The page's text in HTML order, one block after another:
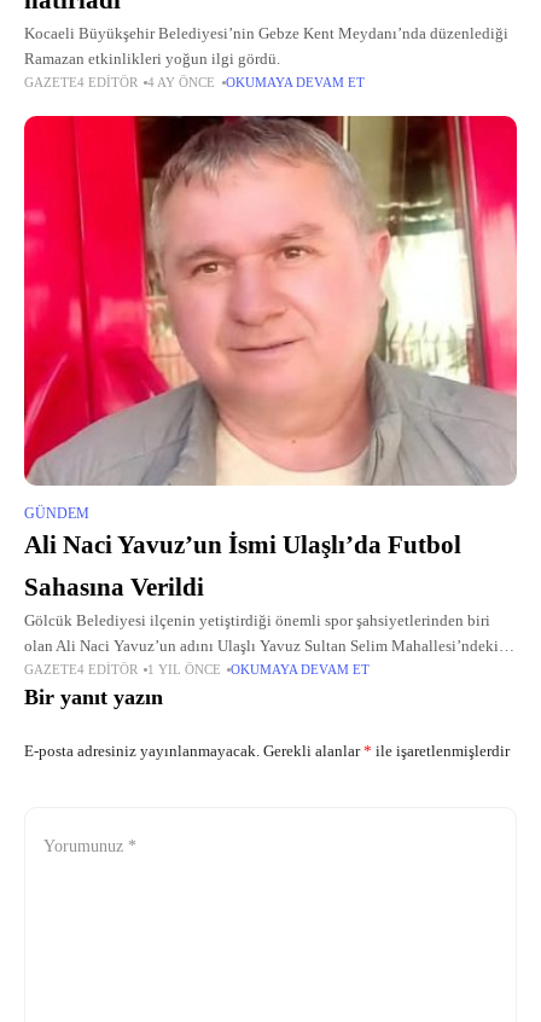
Kocaeli Büyükşehir Belediyesi’nin Gebze Kent Meydanı’nda düzenlediği
Ramazan etkinlikleri yoğun ilgi gördü.
GAZETE4 EDITÖR 4 AY ÖNCE OKUMAYA DEVAM ET
GÜNDEM
Ali Naci Yavuz’un İsmi Ulaşlı’da Futbol
Sahasına Verildi
Gölcük Belediyesi ilçenin yetiştirdiği önemli spor şahsiyetlerinden biri
olan Ali Naci Yavuz’un adını Ulaşlı Yavuz Sultan Selim Mahallesi’ndeki
futbol sahasına verdi.
GAZETE4 EDITÖR 1 YIL ÖNCE OKUMAYA DEVAM ET
Bir yanıt yazın
E-posta adresiniz yayınlanmayacak. Gerekli alanlar* ile işaretlenmişlerdir